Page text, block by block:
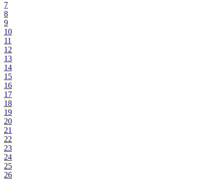
7
8
9
10
11
12
13
14
15
16
17
18
19
20
21
22
23
24
25
26